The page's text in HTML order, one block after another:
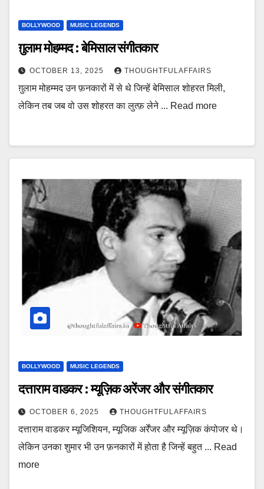
BOLLYWOOD MUSIC LEGENDS
ग़ुलाम मोहम्मद : बेमिसाल संगीतकार
OCTOBER 13, 2025 THOUGHTFULAFFAIRS
ग़ुलाम मोहम्मद उन फ़नकारों में से थे जिन्हें बेमिसाल शोहरत मिली,
लेकिन तब जब वो उस शोहरत का लुत्फ़ लेने ... Read more
BOLLYWOOD MUSIC LEGENDS
दत्ताराम वाडकर : म्यूज़िक अरेंजर और संगीतकार
OCTOBER 6, 2025 THOUGHTFULAFFAIRS
दत्ताराम वाडकर म्यूजिशियन, म्यूजिक अर्रेंजर और म्यूज़िक कंपोजर थे।
लेकिन उनका शुमार भी उन फ़नकारों में होता है जिन्हें बहुत ... Read
more